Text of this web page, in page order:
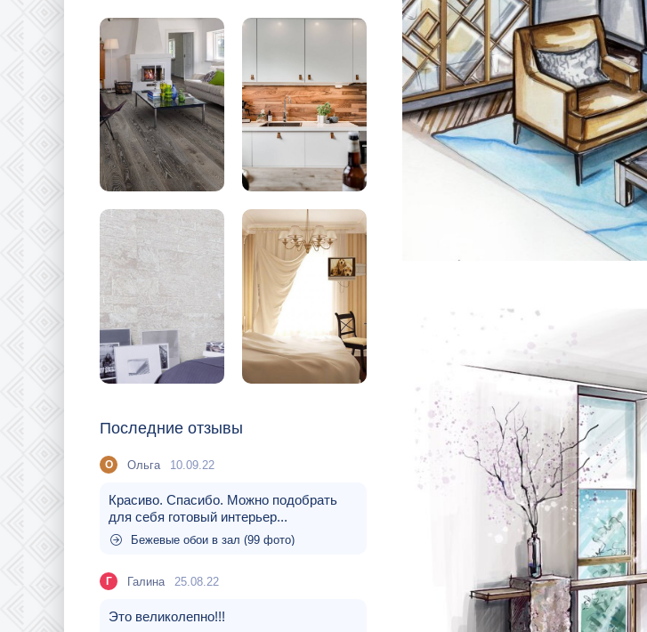
Последние отзывы
О Ольга 10.09.22
Красиво. Спасибо. Можно подобрать
для себя готовый интерьер...
Бежевые обои в зал (99 фото)
Г Галина 25.08.22
Это великолепно!!!